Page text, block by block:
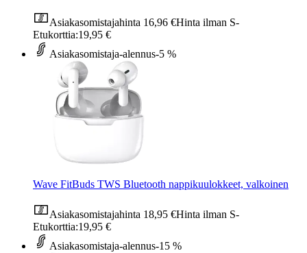
Asiakasomistajahinta 16,96 €Hinta ilman S-
Etukorttia:19,95 €
Asiakasomistaja-alennus-5 %
Wave FitBuds TWS Bluetooth nappikuulokkeet, valkoinen
Asiakasomistajahinta 18,95 €Hinta ilman S-
Etukorttia:19,95 €
Asiakasomistaja-alennus-15 %